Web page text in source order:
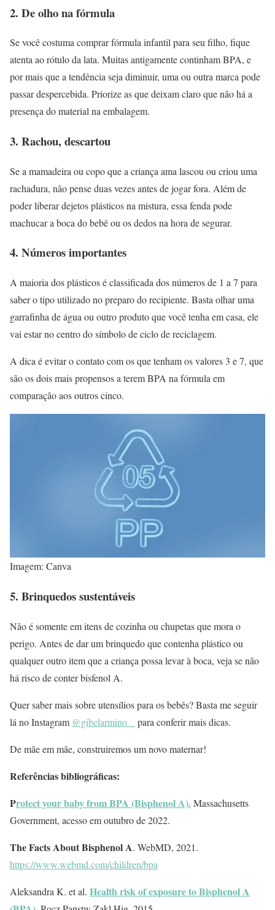
2. De olho na fórmula
Se você costuma comprar fórmula infantil para seu filho, fique
atenta ao rótulo da lata. Muitas antigamente continham BPA, e
por mais que a tendência seja diminuir, uma ou outra marca pode
passar despercebida. Priorize as que deixam claro que não há a
presença do material na embalagem.
3. Rachou, descartou
Se a mamadeira ou copo que a criança ama lascou ou criou uma
rachadura, não pense duas vezes antes de jogar fora. Além de
poder liberar dejetos plásticos na mistura, essa fenda pode
machucar a boca do bebê ou os dedos na hora de segurar.
4. Números importantes
A maioria dos plásticos é classificada dos números de 1 a 7 para
saber o tipo utilizado no preparo do recipiente. Basta olhar uma
garrafinha de água ou outro produto que você tenha em casa, ele
vai estar no centro do símbolo de ciclo de reciclagem.
A dica é evitar o contato com os que tenham os valores 3 e 7, que
são os dois mais propensos a terem BPA na fórmula em
comparação aos outros cinco.
Imagem: Canva
5. Brinquedos sustentáveis
Não é somente em itens de cozinha ou chupetas que mora o
perigo. Antes de dar um brinquedo que contenha plástico ou
qualquer outro item que a criança possa levar à boca, veja se não
há risco de conter bisfenol A.
Quer saber mais sobre utensílios para os bebês? Basta me seguir
lá no Instagram @gibelarmino_ para conferir mais dicas.
De mãe em mãe, construiremos um novo maternar!
Referências bibliográficas:
Protect your baby from BPA (Bisphenol A).Massachusetts
Government, acesso em outubro de 2022.
The Facts About Bisphenol A. WebMD, 2021.
https://www.webmd.com/children/bpa
Aleksandra K. et al. Health risk of exposure to Bisphenol A